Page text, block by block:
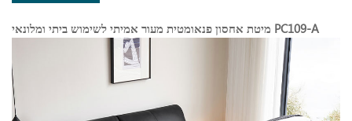
מיטת אחסון פנאומטית מעור אמיתי לשימוש ביתי ומלונאי PC109-A